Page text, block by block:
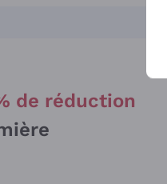
de réduction